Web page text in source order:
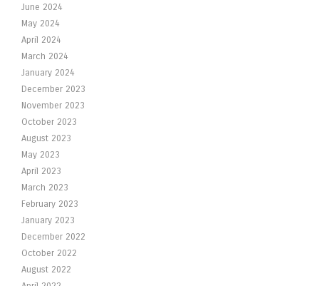
June 2024
May 2024
April 2024
March 2024
January 2024
December 2023
November 2023
October 2023
August 2023
May 2023
April 2023
March 2023
February 2023
January 2023
December 2022
October 2022
August 2022